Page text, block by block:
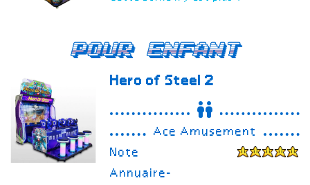
Pour enfant
Hero of Steel 2
Ace Amusement
Note
Annuaire-